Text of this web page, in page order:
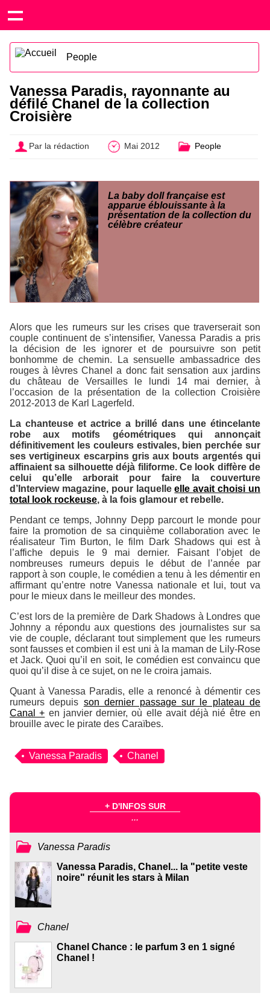
People
Vanessa Paradis, rayonnante au
défilé Chanel de la collection
Croisière
Par la rédaction Mai 2012 People
La baby doll française est
apparue éblouissante à la
présentation de la collection du
célèbre créateur
Alors que les rumeurs sur les crises que traverserait son
couple continuent de s’intensifier, Vanessa Paradis a pris
la décision de les ignorer et de poursuivre son petit
bonhomme de chemin. La sensuelle ambassadrice des
rouges à lèvres Chanel a donc fait sensation aux jardins
du château de Versailles le lundi 14 mai dernier, à
l’occasion de la présentation de la collection Croisière
2012-2013 de Karl Lagerfeld.
La chanteuse et actrice a brillé dans une étincelante
robe aux motifs géométriques qui annonçait
définitivement les couleurs estivales, bien perchée sur
ses vertigineux escarpins gris aux bouts argentés qui
affinaient sa silhouette déjà filiforme. Ce look diffère de
celui qu’elle arborait pour faire la couverture
d’ Interviewmagazine, pour laquelleelle avait choisi un
total look rockeuse, à la fois glamour et rebelle.
Pendant ce temps, Johnny Depp parcourt le monde pour
faire la promotion de sa cinquième collaboration avec le
réalisateur Tim Burton, le film
Dark Shadowsqui est à
l’affiche depuis le 9 mai dernier. Faisant l’objet de
nombreuses rumeurs depuis le début de l’année par
rapport à son couple, le comédien a tenu à les démentir en
affirmant qu’entre notre Vanessa nationale et lui, tout va
pour le mieux dans le meilleur des mondes.
C’est lors de la première de Dark Shadows à Londres que
Johnny a répondu aux questions des journalistes sur sa
vie de couple, déclarant tout simplement que les rumeurs
sont fausses et combien il est uni à la maman de Lily-Rose
et Jack. Quoi qu’il en soit, le comédien est convaincu que
quoi qu’il dise à ce sujet, on ne le croira jamais.
Quant à Vanessa Paradis, elle a renoncé à démentir ces
rumeurs depuis son dernier passage sur le plateau de
Canal + en janvier dernier, où elle avait déjà nié être en
brouille avec le pirate des Caraïbes.
Vanessa Paradis Chanel
+ D'INFOS SUR
...
Vanessa Paradis
Vanessa Paradis, Chanel... la "petite veste
noire" réunit les stars à Milan
Chanel
Chanel Chance : le parfum 3 en 1 signé
Chanel !